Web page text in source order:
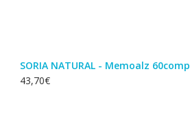
SORIA NATURAL - Memoalz 60comp
43,70€